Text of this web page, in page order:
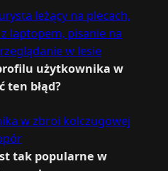
użytkownika w
ten błąd?
tak popularne w